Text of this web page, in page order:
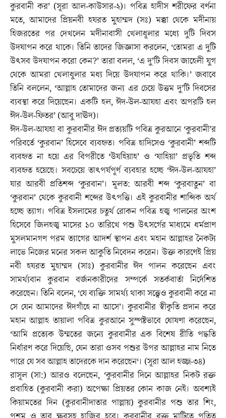
কুরবানী কর’ (সূরা আল-কাউসার-২)। পবিত্র হাদীস শরীফের বর্ণনা
মতে, আমাদের প্রিয়নবী হযরত মুহাম্মদ (সঃ) মক্কা থেকে মদীনায়
হিজরতের পর দেখলেন মদীনাবাসী খেলাধূলার মধ্যে দুটি দিবস
উদযাপন করে থাকে। তিনি তাদের জিজ্ঞাসা করলেন, ‘তোমরা এ দুটি
উৎসব উদযাপন করো কেন?’ তারা বলল, ‘এ দু’টি দিবস জাহেলী যুগ
থেকে আমরা খেলাধুলার মধ্য দিয়ে উদযাপন করে থাকি।’ জবাবে
তিনি বললেন, ‘আল্লাহ তোমাদের জন্য এর চেয়ে উত্তম দু’টি দিবসের
ব্যবস্থা করে দিয়েছেন। একটি হল, ঈদ-উল-আযহা এবং অপরটি হল
ঈদ-উল-ফিতর’ (আবু দাঊদ)।
ঈদ-উল-আযহা বা কুরবানীর ঈদ প্রত্যয়টি পবিত্র কুরআনে ‘কুরবানী’র
পরিবর্তে ‘কুরবান’ হিসেবে ব্যবহৃত। পবিত্র হাদিসেও ‘কুরবানী’ শব্দটি
ব্যবহৃত না হয়ে এর বিপরীতে ‘উযহিয়াহ’ ও ‘যাহিয়া’ প্রভৃতি শব্দ
ব্যবহৃত হয়েছে। সবচেয়ে তাৎপর্যপূর্ণ ব্যবহার হচ্ছে ‘ঈদ-উল-আযহা’
যার আরবী প্রতিশব্দ ‘কুরবান’। মূলত: আরবী শব্দ ‘কুরবাতুন’ বা
‘কুরবান’ থেকে কুরবানী শব্দের উৎপত্তি। এই কুরবানীর শাব্দিক অর্থ
হচ্ছে ত্যাগ। পবিত্র ইসলামের চতুর্থ রোকন পবিত্র হজ্ব পালনের অংশ
হিসেবে জিলহজ্ব মাসের ১০ তারিখে পশু উৎসর্গের মাধ্যমে ধর্মপ্রাণ
মুসলমানগণ পরম ত্যাগের আদর্শ স্থাপন এবং মহান আল্লাহর নৈকট্য
লাভে নিজের মনের সকল আকুতি নিবেদন করেন। উক্ত কারণেই প্রিয়
নবী হযরত মুহাম্মদ (সাঃ) কুরবানীর ঈদ পালন করেছেন এবং
সামর্থ্যবান কুরবান বর্জনকারীদের সম্পর্কে সতর্কবার্তা নির্দেশিত
করেছেন। তিনি বলেন, ‘যে ব্যক্তি সামর্থ্য থাকা সত্ত্বেও কুরবানী করে না
সে যেন আমাদের ঈদগাঁহে না আসে’। কুরবানীর স্বীকৃতি প্রদান করে
মহান আল্লাহ তায়ালা পবিত্র কুরআনে সুস্পষ্টভাবে ঘোষণা করেছেন,
‘আমি প্রত্যেক উম্মতের জন্যে কুরবানীর এক বিশেষ রীতি পদ্ধতি
নির্ধারণ করে দিয়েছি, যেন তারা ওসব পশুর উপর আল্লাহর নাম নিতে
পারে যে সব আল্লাহ তাদেরকে দান করেছেন‘। (সূরা আল হজ্জ-৩৪)
রাসূল (সা:) আরও বলেছেন, ‘কুরবানীর দিনে আল্লাহর নিকট রক্ত
প্রবাহিত (কুরবানী করা) অপেক্ষা প্রিয়তর কোন কাজ নেই। অবশ্যই
কিয়ামতের দিন (কুরবানীদাতার পাল্লায়) কুরবানীর পশু তার শিং,